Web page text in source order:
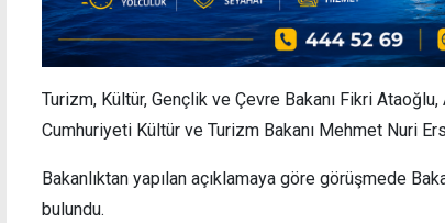
Turizm, Kültür, Gençlik ve Çevre Bakanı Fikri
Cumhuriyeti Kültür ve Turizm Bakanı Mehmet Nuri
Bakanlıktan yapılan açıklamaya göre görüşmede
bulundu.